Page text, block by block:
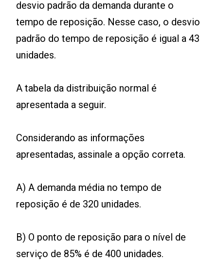
desvio padrão da demanda durante o
tempo de reposição. Nesse caso, o desvio
padrão do tempo de reposição é igual a 43
unidades.
A tabela da distribuição normal é
apresentada a seguir.
Considerando as informações
apresentadas, assinale a opção correta.
A) A demanda média no tempo de
reposição é de 320 unidades.
B) O ponto de reposição para o nível de
serviço de 85% é de 400 unidades.